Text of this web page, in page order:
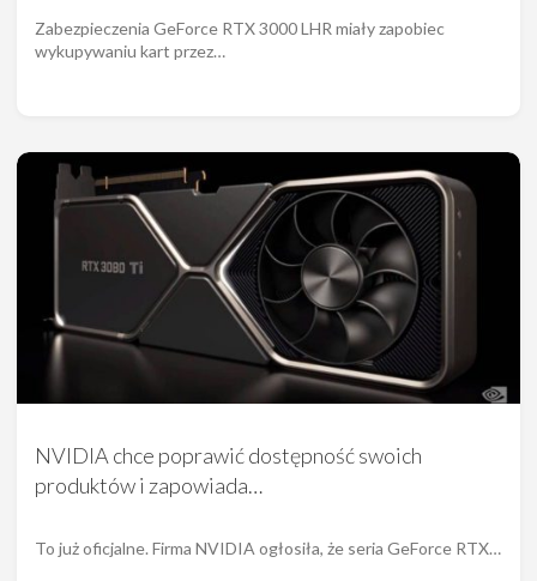
Zabezpieczenia GeForce RTX 3000 LHR miały zapobiec
wykupywaniu kart przez…
NVIDIA chce poprawić dostępność swoich
produktów i zapowiada…
To już oficjalne. Firma NVIDIA ogłosiła, że seria GeForce RTX…